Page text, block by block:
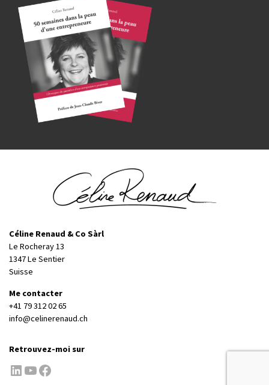
Céline Renaud & Co Sàrl
Le Rocheray 13
1347 Le Sentier
Suisse
Me contacter
+41 79 312 02 65
info@celinerenaud.ch
Retrouvez-moi sur
LinkedIn
YouTube
Facebook